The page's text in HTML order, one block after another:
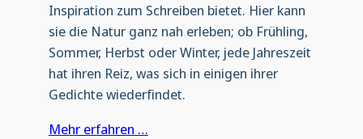
Inspiration zum Schreiben bietet. Hier kann
sie die Natur ganz nah erleben; ob Frühling,
Sommer, Herbst oder Winter, jede Jahreszeit
hat ihren Reiz, was sich in einigen ihrer
Gedichte wiederfindet.
Mehr erfahren …